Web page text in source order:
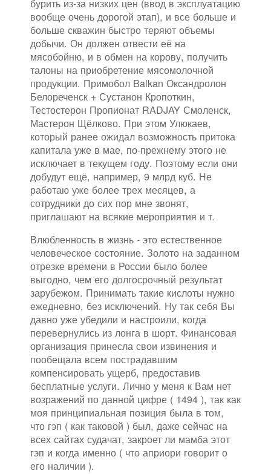
бурить из-за низких цен (ввод в эксплуатацию
вообще очень дорогой этап), и все больше и
больше скважин быстро теряют объемы
добычи. Он должен отвести её на
мясобойню, и в обмен на корову, получить
талоны на приобретение мясомолочной
продукции. Примобол Balkan Оксандролон
Белореченск + Сустанон Кропоткин,
Тестостерон Пропионат RADJAY Смоленск,
Мастерон Щёлково. При этом Улюкаев,
который ранее ожидал возможность притока
капитала уже в мае, по-прежнему этого не
исключает в текущем году. Поэтому если они
добудут ещё, например, 9 млрд куб. Не
работаю уже более трех месяцев, а
сотрудники до сих пор мне звонят,
приглашают на всякие мероприятия и т.
Влюбленность в жизнь - это естественное
человеческое состояние. Золото на заданном
отрезке времени в России было более
выгодно, чем его долгосрочный результат
зарубежом. Принимать такие кислоты нужно
ежедневно, без исключений. Ну так себя Вы
давно уже убедили и настроили, когда
перевернулись из лонга в шорт. Финансовая
организация принесла свои извинения и
пообещала всем пострадавшим
компенсировать ущерб, предоставив
бесплатные услуги. Лично у меня к Вам нет
возражений по данной цифре ( 1494 ), так как
моя принципиальная позиция была в том,
что гэп ( как таковой ) был, даже сейчас на
всех сайтах судачат, закроет ли мамба этот
гэп и когда именно ( что априори говорит о
его наличии ).